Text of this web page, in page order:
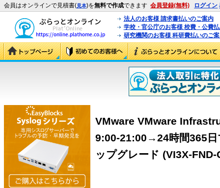
会員はオンラインで見積書(見本)を無料で作成できます 会員登録(無料) ログイン
法人のお客様 請求書払いのご案内
学校・官公庁のお客様 校費・公費
研究機関のお客様 科研費払いのご
VMware VMware
9:00-21:00→24時間365
ップグレード (VI3X-FND-